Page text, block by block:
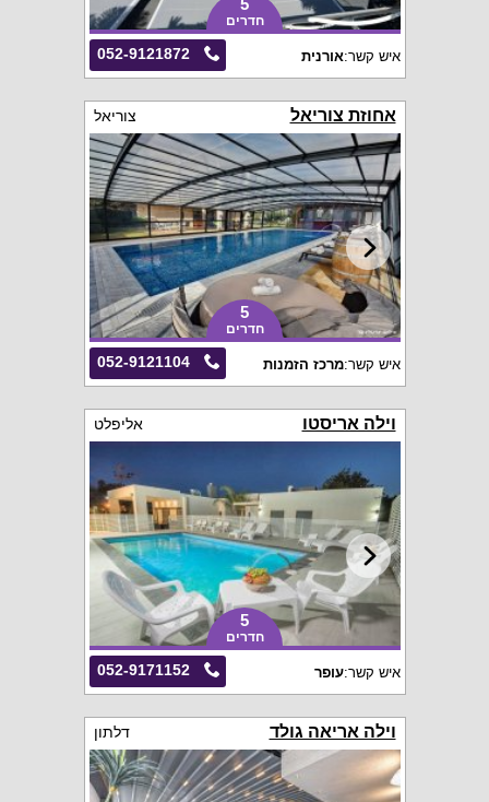
5
חדרים
052-9121872 איש קשר:אורנית
אחוזת צוריאל צוריאל
5
חדרים
052-9121104 איש קשר:מרכז הזמנות
וילה אריסטו אליפלט
5
חדרים
052-9171152 איש קשר:עופר
וילה אריאה גולד דלתון